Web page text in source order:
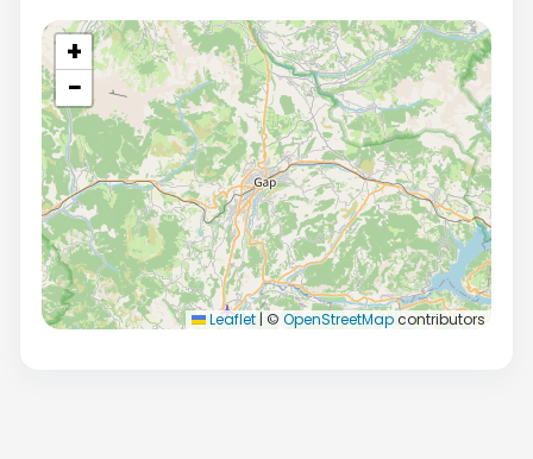
+
−
Leaflet | © OpenStreetMapcontributors